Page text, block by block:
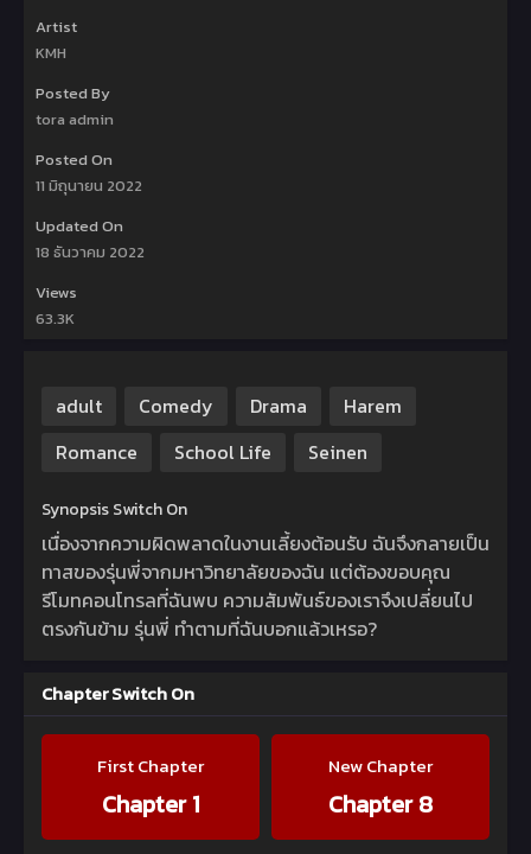
Artist
KMH
Posted By
tora admin
Posted On
11 มิถุนายน 2022
Updated On
18 ธันวาคม 2022
Views
63.3K
adult Comedy Drama
Harem
Romance
School Life Seinen
Synopsis Switch On
เนื่องจากความผิดพลาดในงานเลี้ยงต้อนรับ ฉันจึงกลายเป็น
ทาสของรุ่นพี่จากมหาวิทยาลัยของฉัน แต่ต้องขอบคุณ
รีโมทคอนโทรลที่ฉันพบ ความสัมพันธ์ของเราจึงเปลี่ยนไป
ตรงกันข้าม รุ่นพี่ ทำตามที่ฉันบอกแล้วเหรอ?
Chapter Switch On
First Chapter
Chapter 1
New Chapter
Chapter 8